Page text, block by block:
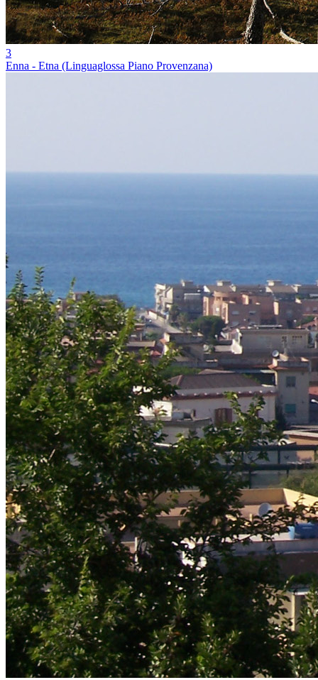
3
Enna - Etna (Linguaglossa Piano Provenzana)